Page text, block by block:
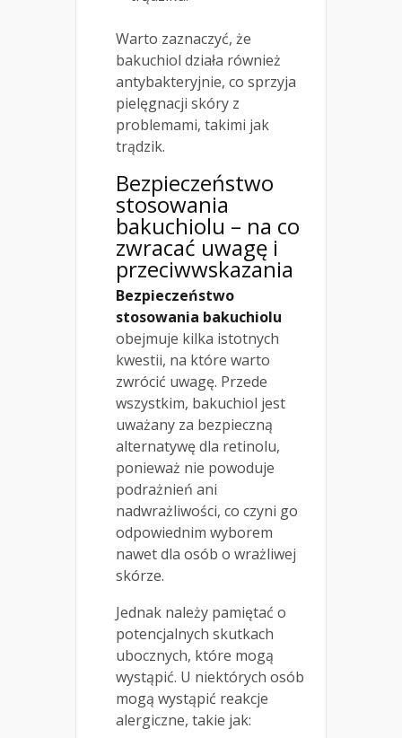
Warto zaznaczyć, że
bakuchiol działa również
antybakteryjnie, co sprzyja
pielęgnacji skóry z
problemami, takimi jak
trądzik.
Bezpieczeństwo
stosowania
bakuchiolu – na co
zwracać uwagę i
przeciwwskazania
Bezpieczeństwo
stosowania bakuchiolu
obejmuje kilka istotnych
kwestii, na które warto
zwrócić uwagę. Przede
wszystkim, bakuchiol jest
uważany za bezpieczną
alternatywę dla retinolu,
ponieważ nie powoduje
podrażnień ani
nadwrażliwości, co czyni go
odpowiednim wyborem
nawet dla osób o wrażliwej
skórze.
Jednak należy pamiętać o
potencjalnych skutkach
ubocznych, które mogą
wystąpić. U niektórych osób
mogą wystąpić reakcje
alergiczne, takie jak: